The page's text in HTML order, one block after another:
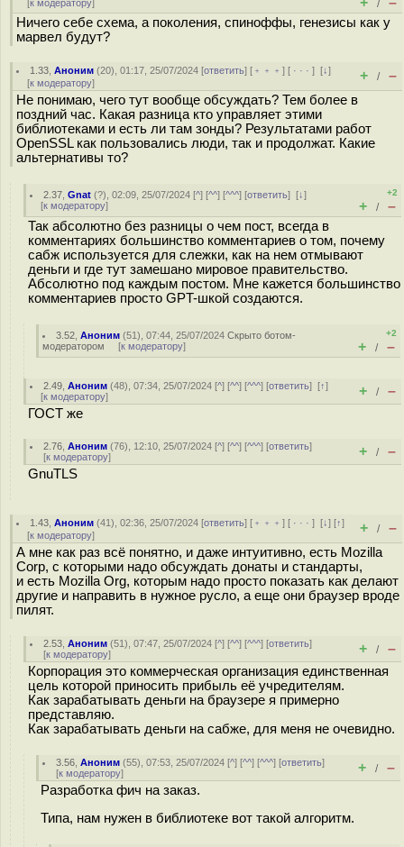
к модератору /
Ничего себе схема, а поколения, спиноффы, генезисы как у
марвел будут?
1.33 ,Аноним (20), 01:17, 25/07/2024 [ответить] [ ﹢﹢﹢] [ · · ·][↓]
[к модератору] + / –
Не понимаю, чего тут вообще обсуждать? Тем более в
поздний час. Какая разница кто управляет этими
библиотеками и есть ли там зонды? Результатами работ
OpenSSL как пользовались люди, так и продолжат. Какие
альтернативы то?
2.37 ,Gnat (?), 02:09, 25/07/2024 [^] [^^] [^^^] [ответить][↓]
[к модератору]
+2
+ / –
Так абсолютно без разницы о чем пост, всегда в
комментариях большинство комментариев о том, почему
сабж используется для слежки, как на нем отмывают
деньги и где тут замешано мировое правительство.
Абсолютно под каждым постом. Мне кажется большинство
комментариев просто GPT-шкой создаются.
3.52 ,Аноним (51), 07:44, 25/07/2024Скрыто ботом-
модератором [к модератору]
+2
+ / –
2.49 ,Аноним (48), 07:34, 25/07/2024 [^] [^^] [^^^] [ответить][↑]
[к модератору] + / –
ГОСТ же
2.76 ,Аноним (76), 12:10, 25/07/2024 [^] [^^] [^^^] [ответить]
[к модератору] + / –
GnuTLS
1.43 ,Аноним (41), 02:36, 25/07/2024 [ответить] [ ﹢﹢﹢] [ · · ·][↓] [↑]
[к модератору] + / –
А мне как раз всё понятно, и даже интуитивно, есть Mozilla
Corp, с которыми надо обсуждать донаты и стандарты,
и есть Mozilla Org, которым надо просто показать как делают
другие и направить в нужное русло, а еще они браузер вроде
пилят.
2.53 ,Аноним (51), 07:47, 25/07/2024 [^] [^^] [^^^] [ответить]
[к модератору] + / –
Корпорация это коммерческая организация единственная
цель которой приносить прибыль еë учредителям.
Как зарабатывать деньги на браузере я примерно
представляю.
Как зарабатывать деньги на сабже, для меня не очевидно.
3.56 ,Аноним (55), 07:53, 25/07/2024 [^] [^^] [^^^] [ответить]
[к модератору] + / –
Разработка фич на заказ.
Типа, нам нужен в библиотеке вот такой алгоритм.